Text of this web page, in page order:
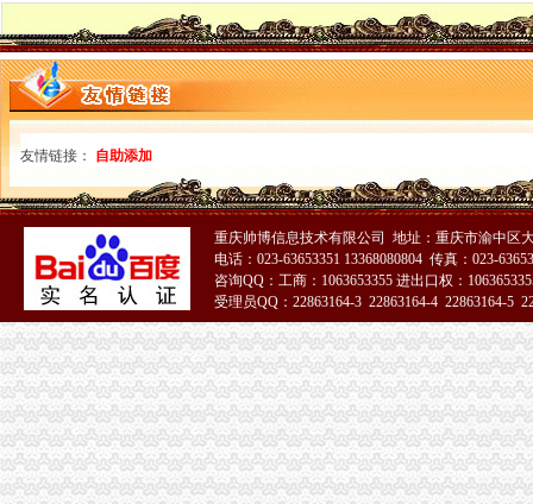
[惠州市]博罗县龙溪富士康项目宿舍生活区配套道路工程（BT模式-招标
空港新城办执照
【58同城】重庆渝北空港新城工商注册_公司注册代理_代办注册公司价
这一天自贸区服务大厅同时开陕西向世界招手_三秦网
陕西空港新城“启航跑”活动举办_搜狐体育_搜狐网
高新区政务中心网上政务大厅
新牌坊办执照
图：重庆新牌坊办公室装修设计,新牌坊办公-重庆装修-搜狐家居网
【重庆兢丰商务咨询事务所】-重庆工商注册-今题市场通
【图】-重庆渝北区新牌坊代办营业执照-重庆江北观音桥公司注册-
湖美宴电话,地址,营业时间（图）-重庆美食-大众点评网
重庆办公家具厂家重庆市新牌坊板式文件柜、铁皮文件柜、活动柜图片
加洲办执照
加洲公寓复式居住办公两用-荆门在线
武汉桑拿
【扬州高邮市公安交通巡逻察大队事故处理股酒店】扬州高邮市公安
欧洲总裁办公行政书人才|欧洲总裁办公行政书个人简历汇总|欧洲
《清史稿》卷124志九十九|正史
花卉园办执照
友情链接： 自助添加
重庆帅博信息技术有限公司 地址：重庆市渝中区
电话：023-63653351 13368080804 传真：023-
咨询QQ：工商：1063653355 进出口权：
受理员QQ：22863164-3 22863164-4 22863164-5
51La